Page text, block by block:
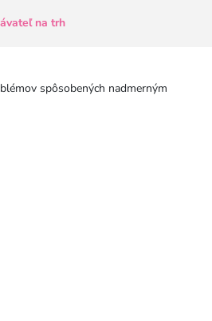
na trh
spôsobených nadmerným